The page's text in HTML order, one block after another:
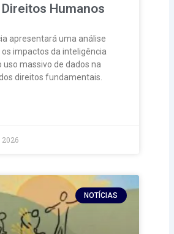
Humanos
apresentará uma análise
impactos da inteligência
uso massivo de dados na
direitos fundamentais.
2026
NOTÍCIAS